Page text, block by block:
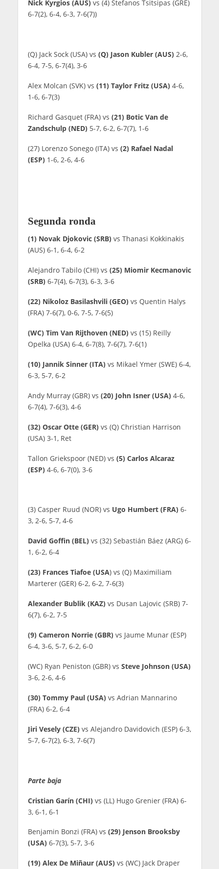
Nick Kyrgios (AUS)vs (4) Stefanos Tsitsipas (GRE)
6-7(2), 6-4, 6-3, 7-6(7))
(Q) Jack Sock (USA) vs (Q) Jason Kubler (AUS)2-6,
6-4, 7-5, 6-7(4), 3-6
Alex Molcan (SVK) vs (11) Taylor Fritz (USA)4-6,
1-6, 6-7(3)
Richard Gasquet (FRA) vs (21) Botic Van de
Zandschulp (NED)5-7, 6-2, 6-7(7), 1-6
(27) Lorenzo Sonego (ITA) vs (2) Rafael Nadal
(ESP)1-6, 2-6, 4-6
Segunda ronda
(1) Novak Djokovic (SRB)vs Thanasi Kokkinakis
(AUS) 6-1, 6-4, 6-2
Alejandro Tabilo (CHI) vs (25) Miomir Kecmanovic
(SRB)6-7(4), 6-7(3), 6-3, 3-6
(22) Nikoloz Basilashvili (GEO)vs Quentin Halys
(FRA) 7-6(7), 0-6, 7-5, 7-6(5)
(WC) Tim Van Rijthoven (NED)vs (15) Reilly
Opelka (USA) 6-4, 6-7(8), 7-6(7), 7-6(1)
(10) Jannik Sinner (ITA)vs Mikael Ymer (SWE) 6-4,
6-3, 5-7, 6-2
Andy Murray (GBR) vs (20) John Isner (USA)4-6,
6-7(4), 7-6(3), 4-6
(32) Oscar Otte (GER)vs (Q) Christian Harrison
(USA) 3-1, Ret
Tallon Griekspoor (NED) vs (5) Carlos Alcaraz
(ESP)4-6, 6-7(0), 3-6
(3) Casper Ruud (NOR) vs Ugo Humbert (FRA)6-
3, 2-6, 5-7, 4-6
David Goffin (BEL)vs (32) Sebastián Báez (ARG) 6-
1, 6-2, 6-4
(23) Frances Tiafoe (USA) vs (Q) Maximiliam
Marterer (GER) 6-2, 6-2, 7-6(3)
Alexander Bublik (KAZ)vs Dusan Lajovic (SRB) 7-
6(7), 6-2, 7-5
(9) Cameron Norrie (GBR)vs Jaume Munar (ESP)
6-4, 3-6, 5-7, 6-2, 6-0
(WC) Ryan Peniston (GBR) vs Steve Johnson (USA)
3-6, 2-6, 4-6
(30) Tommy Paul (USA)vs Adrian Mannarino
(FRA) 6-2, 6-4
Jiri Vesely (CZE)vs Alejandro Davidovich (ESP) 6-3,
5-7, 6-7(2), 6-3, 7-6(7)
Parte baja
Cristian Garín (CHI)vs (LL) Hugo Grenier (FRA) 6-
3, 6-1, 6-1
Benjamin Bonzi (FRA) vs (29) Jenson Brooksby
(USA) 6-7(3), 5-7, 3-6
(19) Alex De Miñaur (AUS)vs (WC) Jack Draper